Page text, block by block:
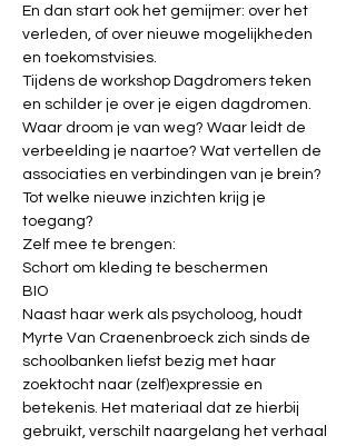
En dan start ook het gemijmer: over het
verleden, of over nieuwe mogelijkheden
en toekomstvisies.
Tijdens de workshop Dagdromers teken
en schilder je over je eigen dagdromen.
Waar droom je van weg? Waar leidt de
verbeelding je naartoe? Wat vertellen de
associaties en verbindingen van je brein?
Tot welke nieuwe inzichten krijg je
toegang?
Zelf mee te brengen:
Schort om kleding te beschermen
BIO
Naast haar werk als psycholoog, houdt
Myrte Van Craenenbroeck zich sinds de
schoolbanken liefst bezig met haar
zoektocht naar (zelf)expressie en
betekenis. Het materiaal dat ze hierbij
gebruikt, verschilt naargelang het verhaal